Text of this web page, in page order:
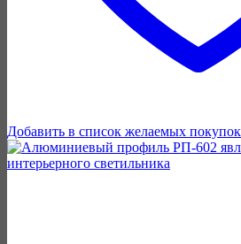
Добавить в список желаемых покупок